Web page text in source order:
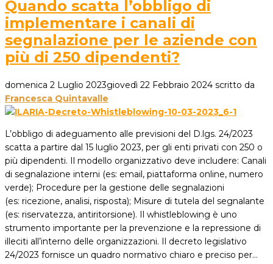
Quando scatta l’obbligo di
implementare i canali di
segnalazione per le aziende con
più di 250 dipendenti?
domenica 2 Luglio 2023giovedì 22 Febbraio 2024 scritto da
Francesca Quintavalle
L’obbligo di adeguamento alle previsioni del D.lgs. 24/2023
scatta a partire dal 15 luglio 2023, per gli enti privati con 250 o
più dipendenti. Il modello organizzativo deve includere: Canali
di segnalazione interni (es: email, piattaforma online, numero
verde); Procedure per la gestione delle segnalazioni
(es: ricezione, analisi, risposta); Misure di tutela del segnalante
(es: riservatezza, antiritorsione). Il whistleblowing è uno
strumento importante per la prevenzione e la repressione di
illeciti all’interno delle organizzazioni. Il decreto legislativo
24/2023 fornisce un quadro normativo chiaro e preciso per…